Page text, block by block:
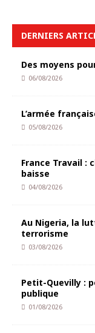
DERNIERS
Des moyens
06/08/2026
L’armée
05/08/2026
France Travail :
baisse
04/08/2026
Au Nigeria, la
terrorisme
03/08/2026
Petit-Quevilly :
publique
01/08/2026